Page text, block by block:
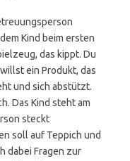
Kind beim ersten
das kippt. Du
ein Produkt, das
und sich abstützt.
Das Kind steht am
steckt
soll auf Teppich und
dabei Fragen zur